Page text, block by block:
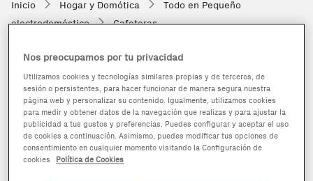
Inicio Hogar y Domótica
Todo en Pequeño
electrodoméstico
Cafeteras
Nos preocupamos por tu privacidad
Utilizamos cookies y tecnologías similares propias y de terceros, de
sesión o persistentes, para hacer funcionar de manera segura nuestra
página web y personalizar su contenido. Igualmente, utilizamos cookies
para medir y obtener datos de la navegación que realizas y para ajustar la
publicidad a tus gustos y preferencias. Puedes configurar y aceptar el uso
de cookies a continuación. Asimismo, puedes modificar tus opciones de
consentimiento en cualquier momento visitando la Configuración de
cookies
Política de Cookies